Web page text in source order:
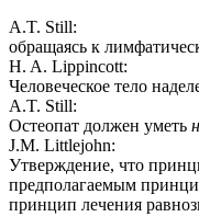
A.T. Still:
обращаясь к
H. A. Lippincott:
Человеческое тело
A.T. Still:
Остеопат должен уметь
J.M. Littlejohn:
Утверждение, что
предполагаемым
принцип лечения